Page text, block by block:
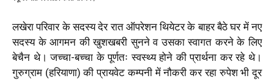
लखेरा परिवार के सदस्य देर रात ऑपरेशन थियेटर के बाहर बैठे घर में नए
सदस्य के आगमन की खुशखबरी सुनने व उसका स्वागत करने के लिए
बेचैन थे। जच्चा-बच्चा के पूर्णतः स्वस्थ्य होने की प्रार्थना कर रहे थे।
गुरुग्राम (हरियाणा) की प्रायवेट कम्पनी में नौकरी कर रहा रुपेश भी दूर